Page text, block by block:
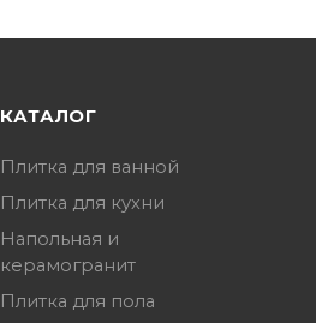
КАТАЛОГ
Плитка для ванной
Плитка для кухни
Напольная и
керамогранит
Плитка для пола